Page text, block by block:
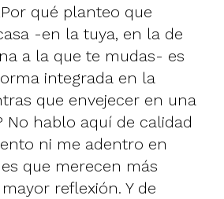
qué planteo que
-en la tuya, en la de
a la que te mudas- es
integrada en la
que envejecer en una
No hablo aquí de calidad
ni me adentro en
que merecen más
reflexión. Y de